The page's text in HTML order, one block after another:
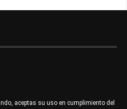
aceptas su uso en cumplimiento del